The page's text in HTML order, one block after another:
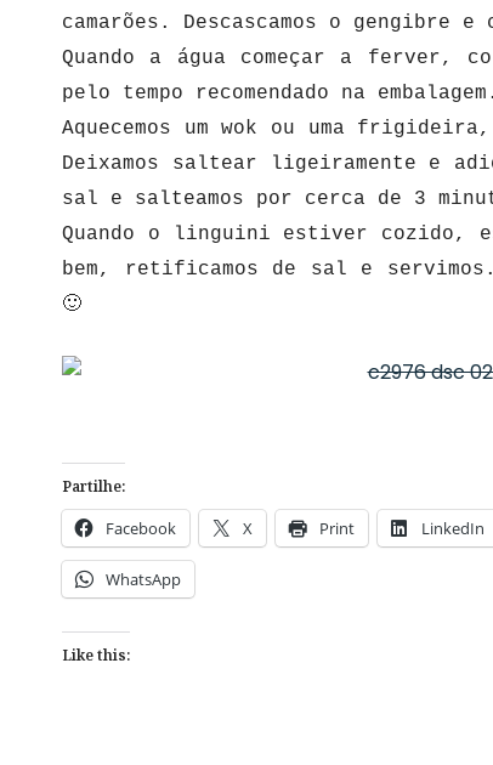
camarões. Descascamos o gengibre
Quando a água começar a ferver,
pelo tempo recomendado na embalagem.
Aquecemos um wok ou uma
Deixamos saltear ligeiramente e
sal e salteamos por cerca de 3
Quando o linguini estiver cozido,
bem, retificamos de sal e servimos.
🙂
Partilhe:
Facebook X Print LinkedIn
WhatsApp
Like this: